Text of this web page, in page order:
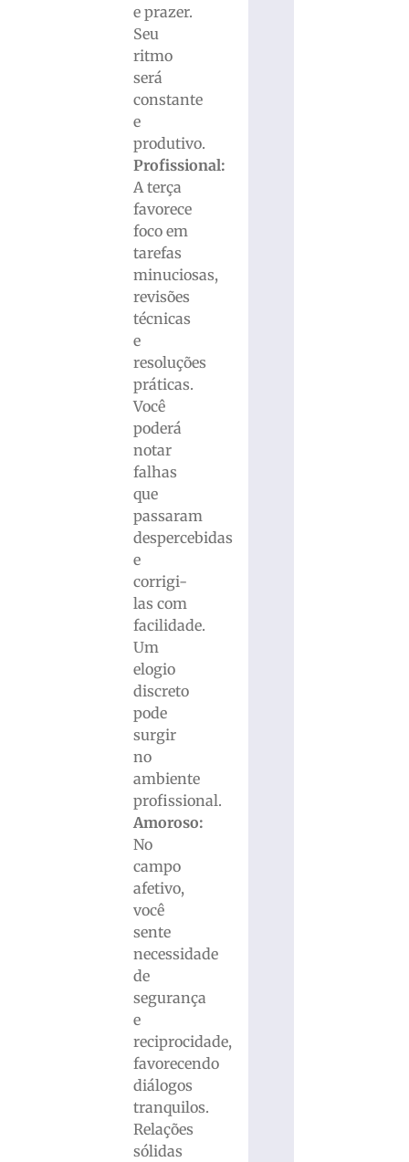
e prazer.
Seu
ritmo
será
constante
e
produtivo.
Profissional:
A terça
favorece
foco em
tarefas
minuciosas,
revisões
técnicas
e
resoluções
práticas.
Você
poderá
notar
falhas
que
passaram
despercebidas
e
corrigi-
las com
facilidade.
Um
elogio
discreto
pode
surgir
no
ambiente
profissional.
Amoroso:
No
campo
afetivo,
você
sente
necessidade
de
segurança
e
reciprocidade,
favorecendo
diálogos
tranquilos.
Relações
sólidas